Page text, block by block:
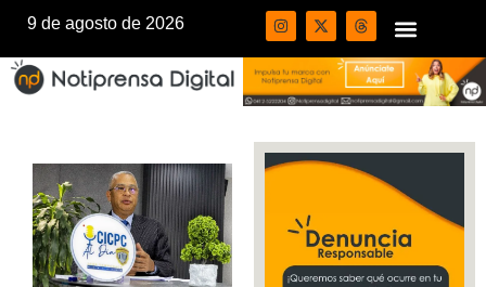
9 de agosto de 2026